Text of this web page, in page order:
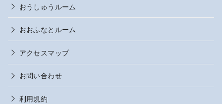
おうしゅうルーム
おおふなとルーム
アクセスマップ
お問い合わせ
利用規約